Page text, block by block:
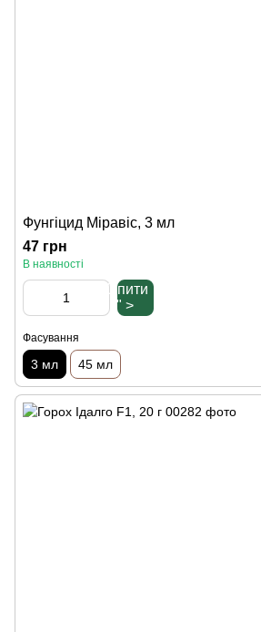
Фунгіцид Міравіс, 3 мл
47 грн
В наявності
Купити
" >
Фасування
3 мл 45 мл